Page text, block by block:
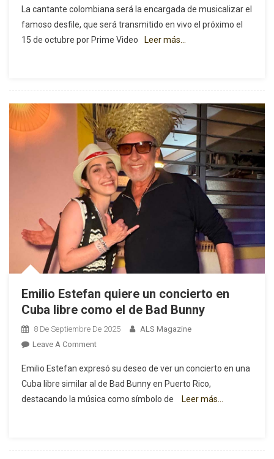
G
Será
La
En
El
Desfile
Anual
De
Victoria’s
Secret
La cantante colombiana será la encargada de musicalizar el
famoso desfile, que será transmitido en vivo el próximo el
15 de octubre por Prime Video
Leer más…
Emilio Estefan quiere un concierto en
Cuba libre como el de Bad Bunny
8 De Septiembre De 2025
ALS Magazine
Leave A CommentOn
Estefan
Quiere
Un
Emilio Estefan expresó su deseo de ver un concierto en una
Cuba libre similar al de Bad Bunny en Puerto Rico,
destacando la música como símbolo de
Leer más…